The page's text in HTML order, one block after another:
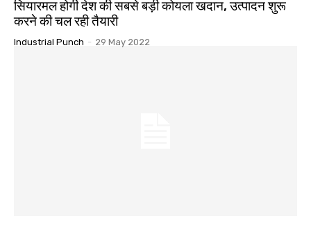
सियारमल होगी देश की सबसे बड़ी कोयला खदान, उत्पादन शुरू
करने की चल रही तैयारी
Industrial Punch - 29 May 2022